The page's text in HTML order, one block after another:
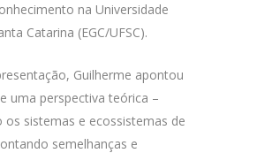
na Universidade
Catarina (EGC/UFSC).
Guilherme apontou
uma perspectiva teórica –
os sistemas e ecossistemas de
semelhanças e